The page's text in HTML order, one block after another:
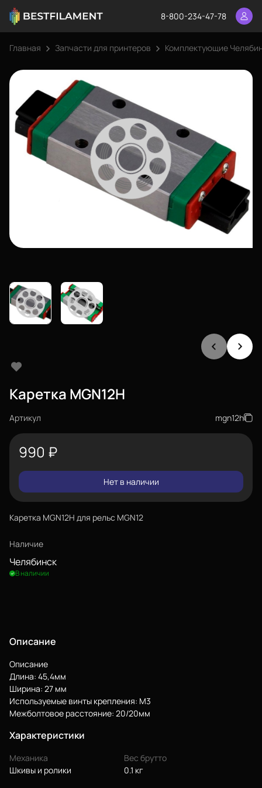
8-800-234-47-78
Главная Запчасти для принтеров Комплектующие
Каретка MGN12H
Артикул mgn12h
990 ₽
Нет в наличии
Каретка MGN12H для рельс MGN12
Наличие
Челябинск
В наличии
Описание
Описание
Длина: 45,4мм
Ширина: 27 мм
Используемые винты крепления: М3
Межболтовое расстояние: 20/20мм
Характеристики
Механика
Шкивы и ролики
Вес брутто
0.1 кг
Еще
Войти
О нас
Филиалы